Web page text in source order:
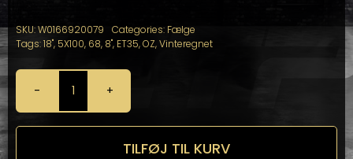
SKU:W0166920079 Categories: Fælge
Tags:18", 5X100, 68, 8", ET35,OZ,Vinteregnet
OZ
Superturismo
GT
TILFØJ TIL KURV